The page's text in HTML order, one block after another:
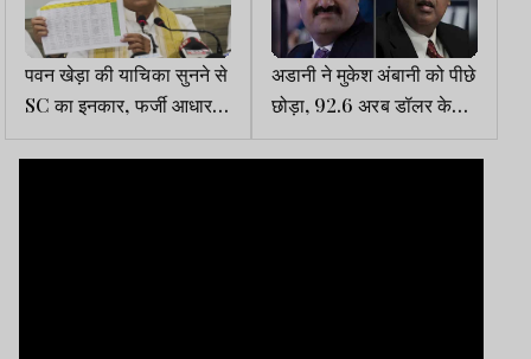
पवन खेड़ा की याचिका सुनने से
SC का इनकार, फर्जी आधार
कार्ड पर फटकारा, असम जाने
को कहा
अडानी ने मुकेश अंबानी को पीछे
छोड़ा, 92.6 अरब डॉलर के
नेटवर्थ के साथ एशिया के नंबर
वन अमीर बने